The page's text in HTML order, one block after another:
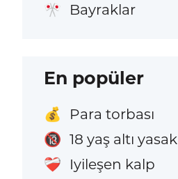
🎌 Bayraklar
En popüler
💰 Para torbası
🔞 18 yaş altı yasak
❤️‍🩹 Iyileşen kalp